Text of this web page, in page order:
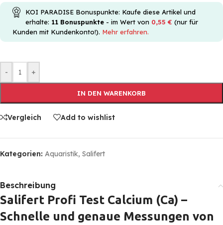
KOI PARADISE Bonuspunkte: Kaufe diese Artikel und
erhalte: 11 Bonuspunkte - im Wert von 0,55 € (nur für
Kunden mit Kundenkonto!). Mehr erfahren.
- +
IN DEN WARENKORB
Vergleich Add to wishlist
Kategorien: Aquaristik, Salifert
Beschreibung
Salifert Profi Test Calcium (Ca) –
Schnelle und genaue Messungen von